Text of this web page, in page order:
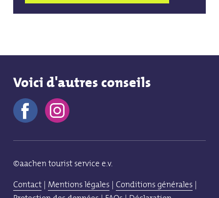
Voici d'autres conseils
©aachen tourist service e.v.
Contact | Mentions légales | Conditions générales |